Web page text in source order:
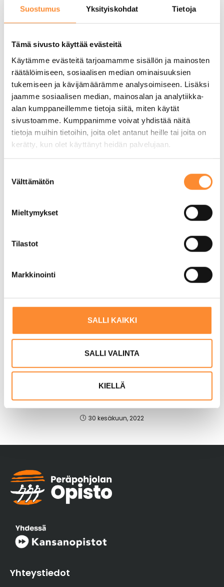
Suostumus Yksityiskohdat Tietoja
Tämä sivusto käyttää evästeitä
Käytämme evästeitä tarjoamamme sisällön ja mainosten
räätälöimiseen, sosiaalisen median ominaisuuksien
tukemiseen ja kävijämäärämme analysoimiseen. Lisäksi
jaamme sosiaalisen median, mainosalan ja analytiikka-
alan kumppaneillemme tietoja siitä, miten käytät
sivustoamme. Kumppanimme voivat yhdistää näitä
tietoja muihin tietoihin, joita olet antanut heille tai joita on
kerätty, kun olet käyttänyt heidän palvelujaan.
Välttämätön
Mieltymykset
Tilastot
Markkinointi
SALLI KAIKKI
SALLI VALINTA
KIELLÄ
Peräpohjola Folk High School
restaurant Hanna Å has reduced the
carbon footprint of its lunches
1 heinäkuun, 2022
VÄHEÄ-hankkeen tuloksia:
Peräpohjolan Opisto pienensi
hiilijalanjälkeä ravintolassaan
30 kesäkuun, 2022
Yhteystiedot